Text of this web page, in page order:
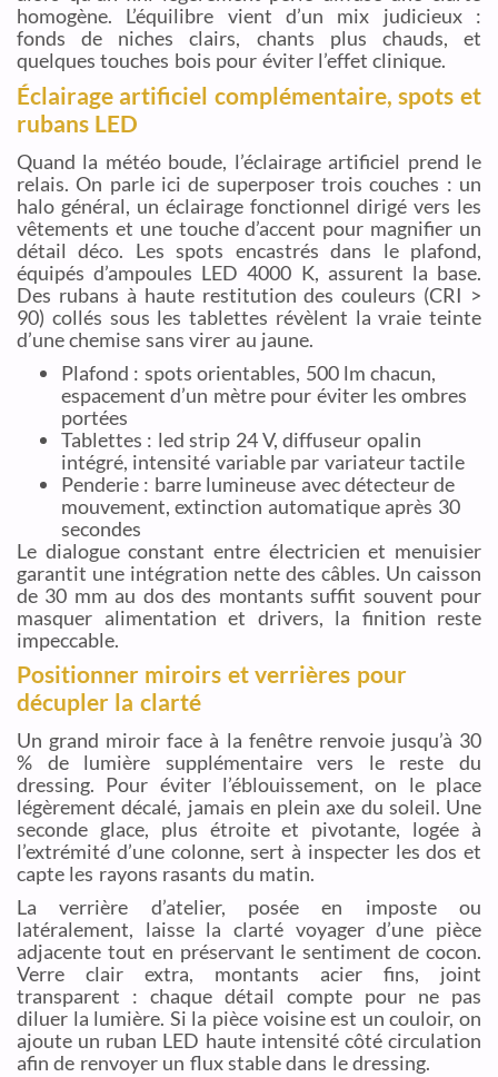
homogène. L’équilibre vient d’un mix judicieux :
fonds de niches clairs, chants plus chauds, et
quelques touches bois pour éviter l’effet clinique.
Éclairage artificiel complémentaire, spots et
rubans LED
Quand la météo boude, l’éclairage artificiel prend le
relais. On parle ici de superposer trois couches : un
halo général, un éclairage fonctionnel dirigé vers les
vêtements et une touche d’accent pour magnifier un
détail déco. Les spots encastrés dans le plafond,
équipés d’ampoules LED 4000 K, assurent la base.
Des rubans à haute restitution des couleurs (CRI >
90) collés sous les tablettes révèlent la vraie teinte
d’une chemise sans virer au jaune.
Plafond : spots orientables, 500 lm chacun,
espacement d’un mètre pour éviter les ombres
portées
Tablettes : led strip 24 V, diffuseur opalin
intégré, intensité variable par variateur tactile
Penderie : barre lumineuse avec détecteur de
mouvement, extinction automatique après 30
secondes
Le dialogue constant entre électricien et menuisier
garantit une intégration nette des câbles. Un caisson
de 30 mm au dos des montants suffit souvent pour
masquer alimentation et drivers, la finition reste
impeccable.
Positionner miroirs et verrières pour
décupler la clarté
Un grand miroir face à la fenêtre renvoie jusqu’à 30
% de lumière supplémentaire vers le reste du
dressing. Pour éviter l’éblouissement, on le place
légèrement décalé, jamais en plein axe du soleil. Une
seconde glace, plus étroite et pivotante, logée à
l’extrémité d’une colonne, sert à inspecter les dos et
capte les rayons rasants du matin.
La verrière d’atelier, posée en imposte ou
latéralement, laisse la clarté voyager d’une pièce
adjacente tout en préservant le sentiment de cocon.
Verre clair extra, montants acier fins, joint
transparent : chaque détail compte pour ne pas
diluer la lumière. Si la pièce voisine est un couloir, on
ajoute un ruban LED haute intensité côté circulation
afin de renvoyer un flux stable dans le dressing.